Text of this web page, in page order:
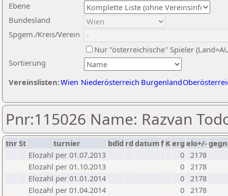
Ebene
Sortierung
Bundesland
Spgem./Kreis/Verein
Nur "österreichische" Spieler
Vereinslisten:Wien Niederösterreich Burgenland
Pnr:115026 Name: Razvan
tnrSt turnier bdld rd datumf Kerg elo+/-
Elozahl per 01.07.2013
0 2178
Elozahl per 01.10.2013
0 2178
Elozahl per 01.01.2014
0 2178
Elozahl per 01.04.2014
0 2178